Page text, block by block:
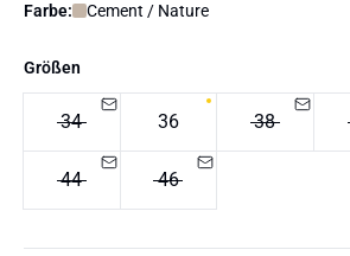
Farbe: Cement / Nature
Größen
34 36 38
44 46